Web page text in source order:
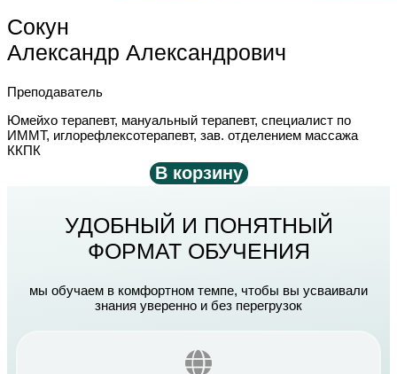
Сокун
Александр Александрович
Преподаватель
Юмейхо терапевт, мануальный терапевт, специалист по
ИММТ, иглорефлексотерапевт, зав. отделением массажа
ККПК
В корзину
УДОБНЫЙ И ПОНЯТНЫЙ
ФОРМАТ ОБУЧЕНИЯ
мы обучаем в комфортном темпе, чтобы вы усваивали
знания уверенно и без перегрузок